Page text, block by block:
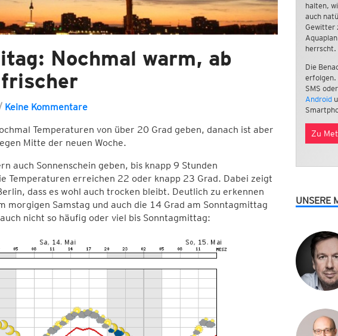
Nochmal warm, ab
Keine Kommentare
Temperaturen von über 20 Grad geben, danach ist aber
Mitte der neuen Woche.
auch Sonnenschein geben, bis knapp 9 Stunden
Temperaturen erreichen 22 oder knapp 23 Grad. Dabei zeigt
dass es wohl auch trocken bleibt. Deutlich zu erkennen
morgigen Samstag und auch die 14 Grad am Sonntagmittag
nicht so häufig oder viel bis Sonntagmittag:
halten,
auch
Gewitter
herrscht.
Die
erfolgen.
SMS
Android
Zu
UNSERE